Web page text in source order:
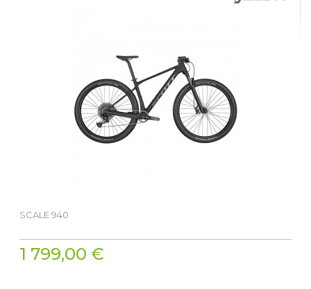
SCALE 940
1 799,00 €